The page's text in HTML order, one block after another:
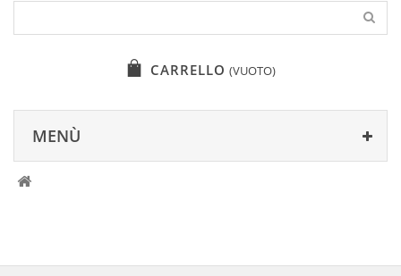
CARRELLO (VUOTO)
MENÙ